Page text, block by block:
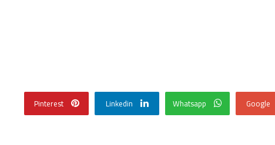
Google
Whatsapp
Linkedin
Pinterest